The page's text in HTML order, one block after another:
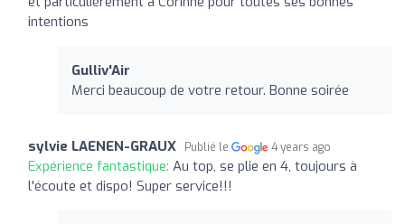
intentions
Gulliv'Air
Merci beaucoup de votre retour. Bonne soirée
sylvie LAENEN-GRAUX Publié le 4 years ago
Expérience fantastique: Au top, se plie en 4, toujours à
l'écoute et dispo! Super service!!!